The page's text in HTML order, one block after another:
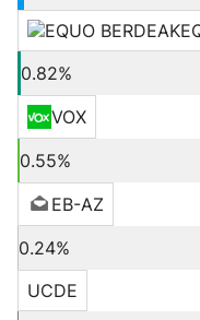
0.82%
VOX
0.55%
EB-AZ
0.24%
UCDE